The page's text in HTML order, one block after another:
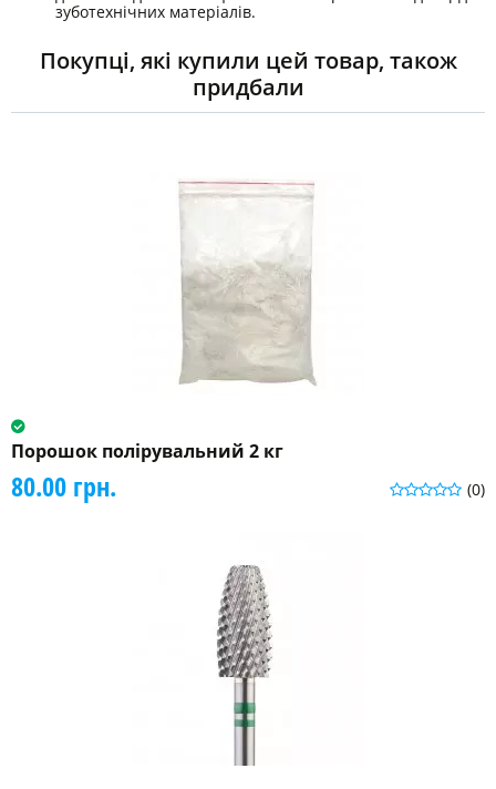
зуботехнічних матеріалів.
Покупці, які купили цей товар, також
придбали
Порошок полірувальний 2 кг
(0)
80.00 грн.